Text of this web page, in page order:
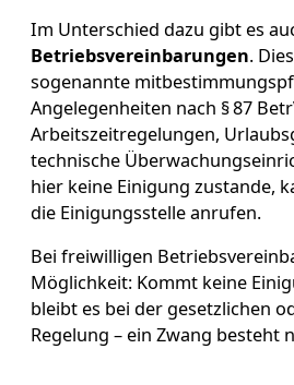
Im Unterschied dazu gibt es
Betriebsvereinbarungen.
sogenannte
Angelegenheiten nach § 87
Arbeitszeitregelungen,
technische
hier keine Einigung zustande,
die Einigungsstelle anrufen.
Bei freiwilligen
Möglichkeit: Kommt keine
bleibt es bei der gesetzlichen
Regelung – ein Zwang besteht